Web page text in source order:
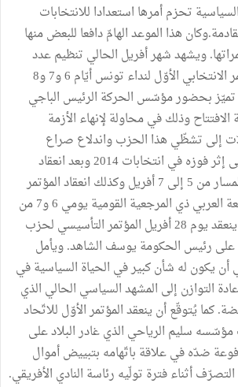
تحزم أمرها استعدادا للانتخابات
هذا الموعد الهامّ دافعا للبعض منها
ويشهد شهر أفريل الحالي تنظيم عدد
منها. فبعد انعقاد المؤتمر الانتخابي الأوّل لنداء تونس أيّام 6 و7 و8
تميّز بحضور مؤسّس الحركة الرئيس الباجي
وذلك في محاولة لإنهاء الأزمة
أدّت إلى تشظّي هذا الحزب واندلاع صراع
الشقوق في صفوفه على إثر فوزه في انتخابات 2014 وبعد انعقاد
المؤتمر الثاني لحزب المسار من 5 إلى 7 أفريل وكذلك انعقاد المؤتمر
التأسيسي لحزب الطليعة العربي ذي المرجعية القومية يومي 6 و7 من
الشهر نفسه، ينتظر أن ينعقد يوم 28 أفريل المؤتمر التأسيسي لحزب
رئيس الحكومة يوسف الشاهد. ويأمل
يكون له شأن كبير في الحياة السياسية في
التوازن إلى المشهد السياسي الحالي الذي
كما يُتوقّع أن ينعقد المؤتمر الأوّل للاتّحاد
سليم الرياحي الذي غادر البلاد على
ضدّه في علاقة باتّهامه بتبييض أموال
أثناء فترة تولّيه رئاسة النادي الأفريقي.